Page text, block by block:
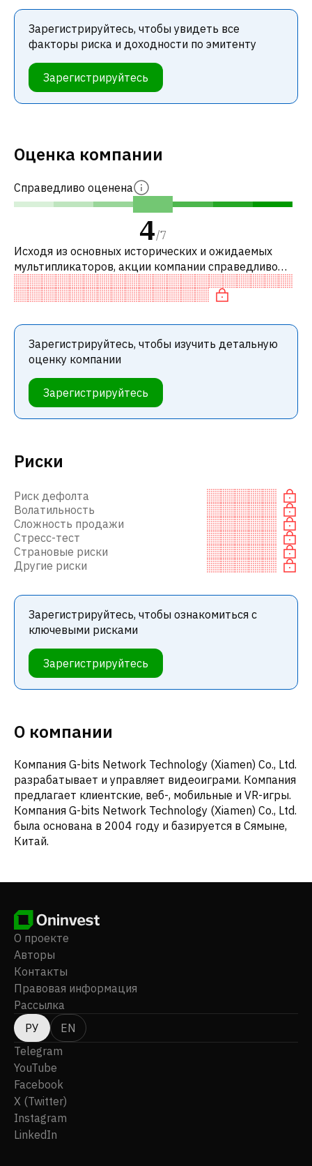
Зарегистрируйтесь, чтобы увидеть все
факторы риска и доходности по эмитенту
Зарегистрируйтесь
Риски
Риск дефолта
Волатильность
Сложность продажи
Стресс-тест
Страновые риски
Другие риски
Зарегистрируйтесь, чтобы ознакомиться с
ключевыми рисками
Зарегистрируйтесь
О компании
Компания G-bits Network Technology (Xiamen) Co., Ltd.
разрабатывает и управляет видеоиграми. Компания
предлагает клиентские, веб-, мобильные и VR-игры.
Компания G-bits Network Technology (Xiamen) Co., Ltd.
была основана в 2004 году и базируется в Сямыне,
Китай.
Оценка компании
Справедливо оценена
4/7
Исходя из основных исторических и ожидаемых
мультипликаторов, акции компании справедливо
оценены по сравнению с аналогичными компаниями.
В частности, акция компании разум
Зарегистрируйтесь, чтобы изучить детальную
оценку компании
Зарегистрируйтесь
О проекте
Авторы
Контакты
Правовая информация
Рассылка
РУ
EN
Telegram
YouTube
Facebook
X (Twitter)
Instagram
LinkedIn